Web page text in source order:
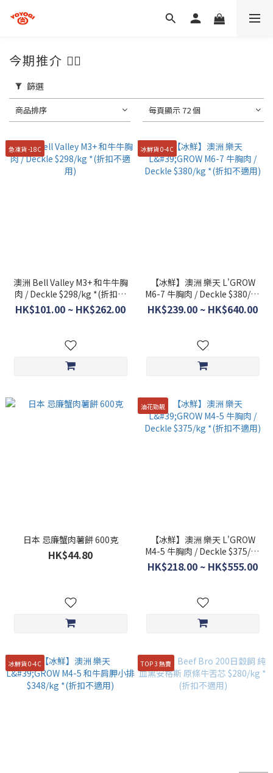
今期推介 👍🏻
篩選
商品排序 每頁顯示 72 個
急凍貨 -18C
澳洲 Bell Valley M3+ 和牛牛胸
肉 / Deckle $298/kg *(折扣不
適用)
HK$101.00 ~ HK$262.00
冰鮮貨 0-4C
【冰鮮】澳洲 樂天 L'GROW
M6-7 牛胸肉 / Deckle $380/kg
*(折扣不適用)
HK$239.00 ~ HK$640.00
日本 忌廉蟹肉薯餅 600克
HK$44.80
油花勁靚
【冰鮮】澳洲 樂天 L'GROW
M4-5 牛胸肉 / Deckle $375/kg
*(折扣不適用)
HK$218.00 ~ HK$555.00
冰鮮貨 0-4C TOP 3 熱賣